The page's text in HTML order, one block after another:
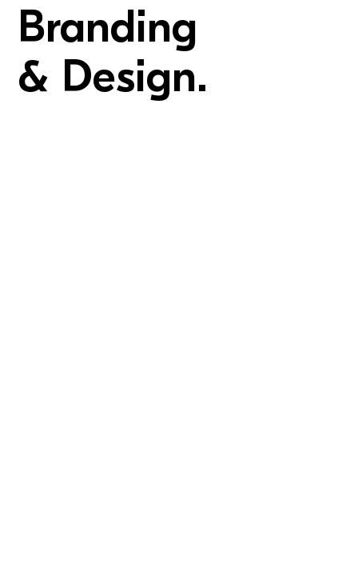
Branding
& Design.